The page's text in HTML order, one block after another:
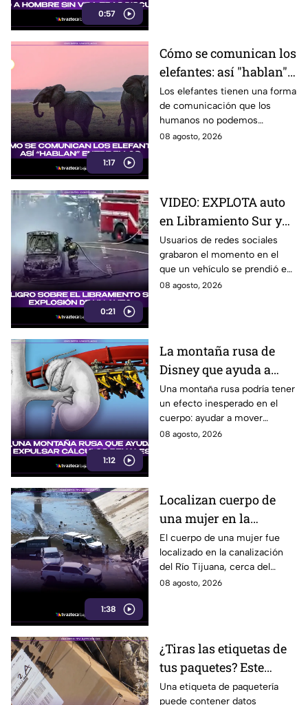
0:57
1:17
Cómo se comunican los
elefantes: así "hablan"
entre ellos
Los elefantes tienen una forma
de comunicación que los
humanos no podemos
escuchar, ellos “hablan” de una
08 agosto, 2026
0:21
VIDEO: EXPLOTA auto
en Libramiento Sur y
ocasiona fuerte tráfico
en Tijuana este sábado;
cerca de 5 y 10
Usuarios de redes sociales
grabaron el momento en el
que un vehículo se prendió en
llamas sobre el Libramiento, lo
08 agosto, 2026
1:12
La montaña rusa de
Disney que ayuda a
expulsar cálculos
renales, según estudio
Una montaña rusa podría tener
un efecto inesperado en el
cuerpo: ayudar a mover
pequeños cálculos renales
08 agosto, 2026
1:38
Localizan cuerpo de
una mujer en la
canalización del Río
Tijuana; presentaba
quemaduras
El cuerpo de una mujer fue
localizado en la canalización
del Río Tijuana, cerca del
cruce fronterizo, durante la
08 agosto, 2026
¿Tiras las etiquetas de
tus paquetes? Este
pequeño descuido
Una etiqueta de paquetería
puede contener datos